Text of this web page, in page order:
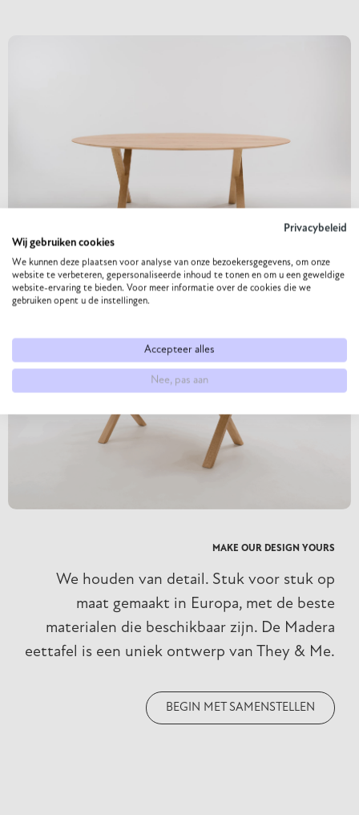
MAKE OUR DESIGN YOURS
We houden van detail. Stuk voor stuk op
maat gemaakt in Europa, met de beste
materialen die beschikbaar zijn. De Madera
eettafel is een uniek ontwerp van They & Me.
BEGIN MET SAMENSTELLEN
Privacybeleid
Wij gebruiken cookies
We kunnen deze plaatsen voor analyse van onze bezoekersgegevens, om onze
website te verbeteren, gepersonaliseerde inhoud te tonen en om u een geweldige
website-ervaring te bieden. Voor meer informatie over de cookies die we
gebruiken opent u de instellingen.
Accepteer alles
Nee, pas aan